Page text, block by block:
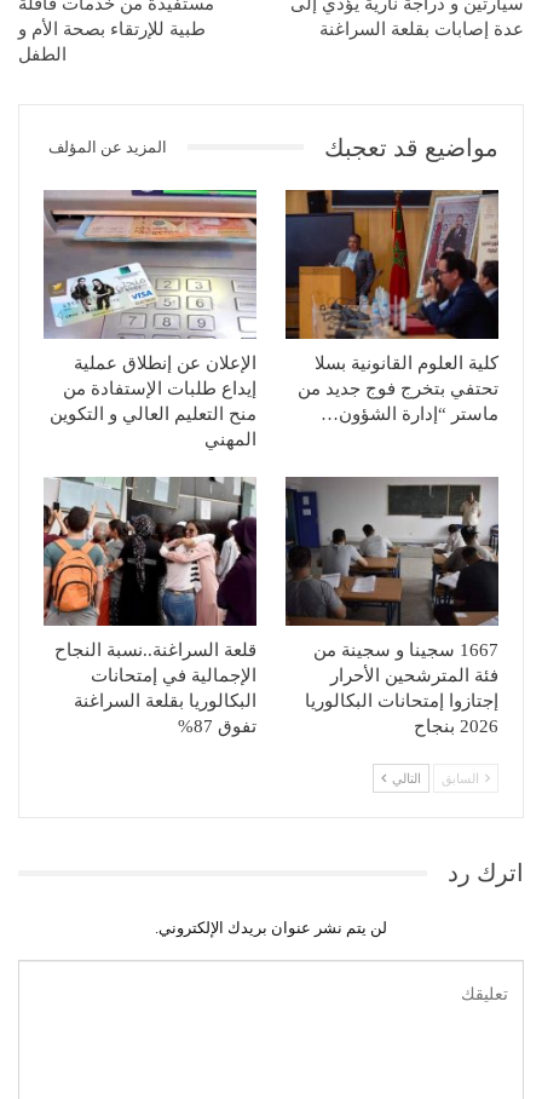
عدة إصابات بقلعة السراغنة
طبية للإرتقاء بصحة الأم و
الطفل
مواضيع قد تعجبك المزيد عن المؤلف
كلية العلوم القانونية بسلا
تحتفي بتخرج فوج جديد من
ماستر “إدارة الشؤون…
الإعلان عن إنطلاق عملية
إيداع طلبات الإستفادة من
منح التعليم العالي و التكوين
المهني
1667 سجينا و سجينة من
فئة المترشحين الأحرار
إجتازوا إمتحانات البكالوريا
2026 بنجاح
قلعة السراغنة..نسبة النجاح
الإجمالية في إمتحانات
البكالوريا بقلعة السراغنة
تفوق 87%
السابق التالي
اترك رد
لن يتم نشر عنوان بريدك الإلكتروني.